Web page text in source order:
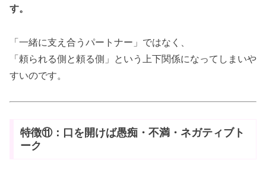
す。
「一緒に支え合うパートナー」ではなく、
「頼られる側と頼る側」という上下関係になってしまいや
すいのです。
特徴⑪：口を開けば愚痴・不満・ネガティブト
ーク